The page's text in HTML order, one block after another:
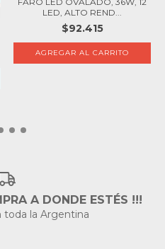
LED, ALTO REND...
$92.415
A DONDE ESTÉS !!!
toda la Argentina